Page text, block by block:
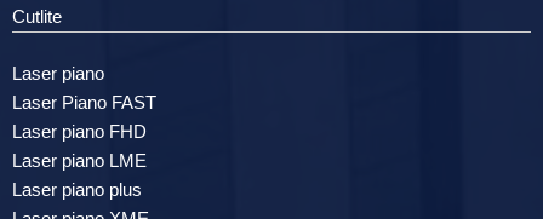
Cutlite
Laser piano
Laser Piano FAST
Laser piano FHD
Laser piano LME
Laser piano plus